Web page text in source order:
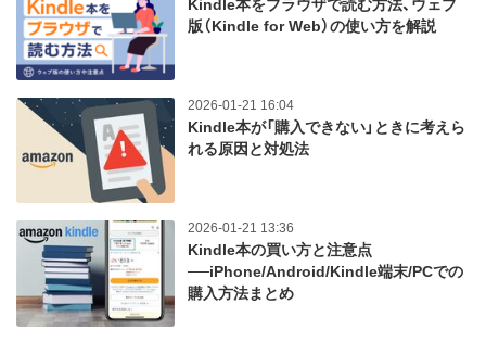
Kindle本をブラウザで読む方法、ウェブ
版（Kindle for Web）の使い方を解説
2026-01-21 16:04
Kindle本が「購入できない」ときに考えら
れる原因と対処法
2026-01-21 13:36
Kindle本の買い方と注意点
──iPhone/Android/Kindle端末/PCでの
購入方法まとめ